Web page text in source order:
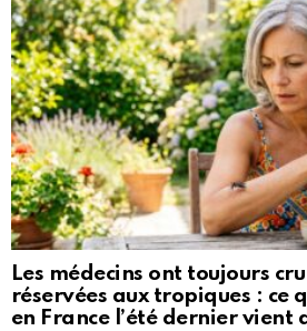
Les médecins ont toujours
réservées aux tropiques : ce
en France l’été dernier vient